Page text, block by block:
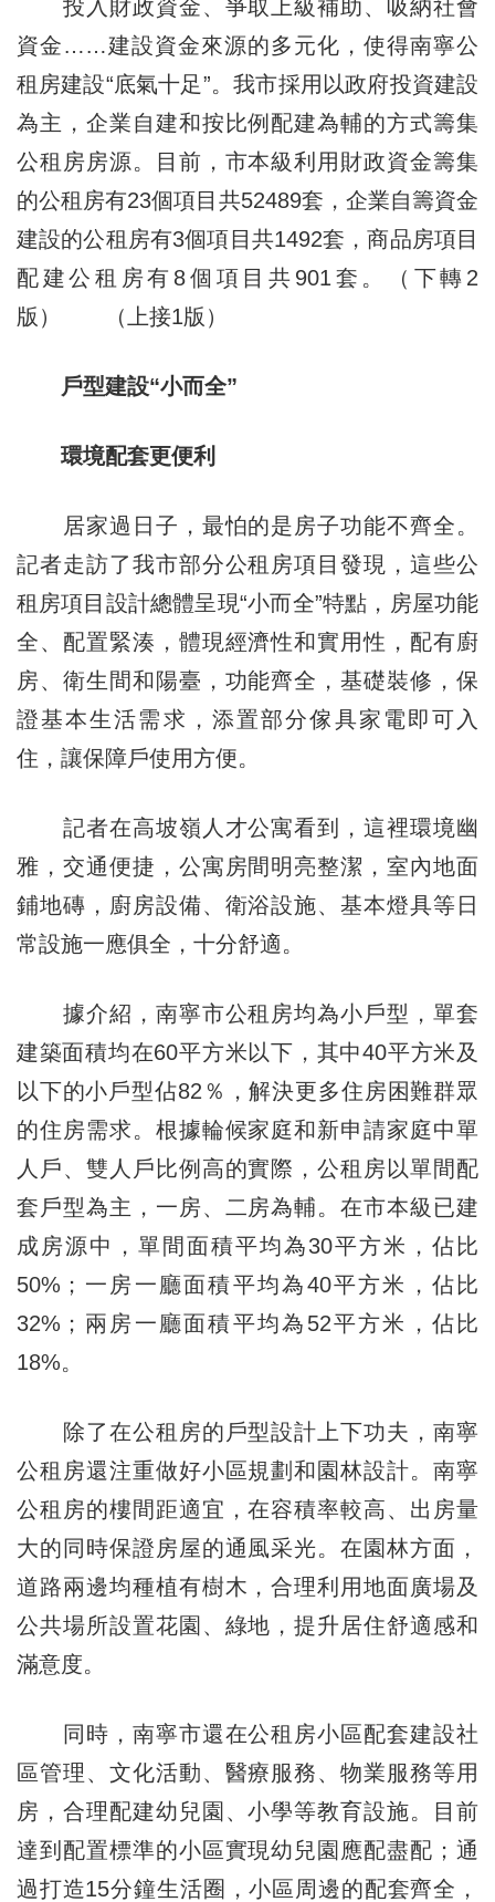
投入財政資金、爭取上級補助、吸納社會
資金……建設資金來源的多元化，使得南寧公
租房建設“底氣十足”。我市採用以政府投資建設
為主，企業自建和按比例配建為輔的方式籌集
公租房房源。目前，市本級利用財政資金籌集
的公租房有23個項目共52489套，企業自籌資金
建設的公租房有3個項目共1492套，商品房項目
配建公租房有8個項目共901套。（下轉2
版） （上接1版）
戶型建設“小而全”
環境配套更便利
居家過日子，最怕的是房子功能不齊全。
記者走訪了我市部分公租房項目發現，這些公
租房項目設計總體呈現“小而全”特點，房屋功能
全、配置緊湊，體現經濟性和實用性，配有廚
房、衛生間和陽臺，功能齊全，基礎裝修，保
證基本生活需求，添置部分傢具家電即可入
住，讓保障戶使用方便。
記者在高坡嶺人才公寓看到，這裡環境幽
雅，交通便捷，公寓房間明亮整潔，室內地面
鋪地磚，廚房設備、衛浴設施、基本燈具等日
常設施一應俱全，十分舒適。
據介紹，南寧市公租房均為小戶型，單套
建築面積均在60平方米以下，其中40平方米及
以下的小戶型佔82％，解決更多住房困難群眾
的住房需求。根據輪候家庭和新申請家庭中單
人戶、雙人戶比例高的實際，公租房以單間配
套戶型為主，一房、二房為輔。在市本級已建
成房源中，單間面積平均為30平方米，佔比
50%；一房一廳面積平均為40平方米，佔比
32%；兩房一廳面積平均為52平方米，佔比
18%。
除了在公租房的戶型設計上下功夫，南寧
公租房還注重做好小區規劃和園林設計。南寧
公租房的樓間距適宜，在容積率較高、出房量
大的同時保證房屋的通風采光。在園林方面，
道路兩邊均種植有樹木，合理利用地面廣場及
公共場所設置花園、綠地，提升居住舒適感和
滿意度。
同時，南寧市還在公租房小區配套建設社
區管理、文化活動、醫療服務、物業服務等用
房，合理配建幼兒園、小學等教育設施。目前
達到配置標準的小區實現幼兒園應配盡配；通
過打造15分鐘生活圈，小區周邊的配套齊全，